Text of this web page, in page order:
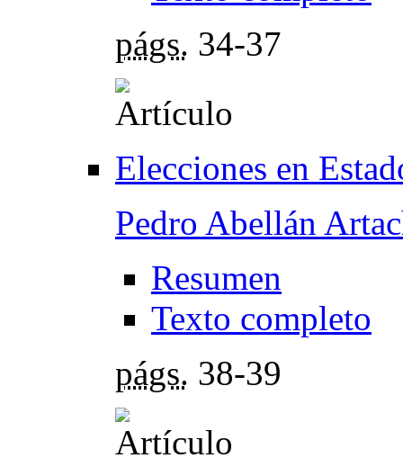
págs. 34-37
Elecciones en
Pedro Abellán
Resumen
Texto completo
págs. 38-39